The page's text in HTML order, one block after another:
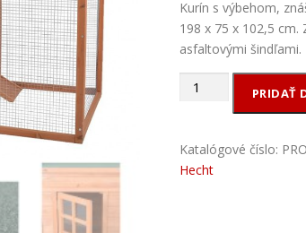
Kurín s výbehom,
198 x 75 x 102,5
asfaltovými
množstvo
PROMINENT
TWEETY
PRIDAŤ
Katalógové číslo:
Hecht